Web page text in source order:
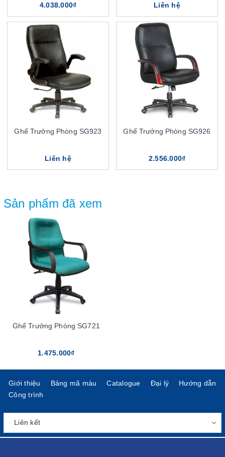
4.038.000₫ Liên hệ
Ghế Trưởng Phòng SG923
Liên hệ
Ghế Trưởng Phòng SG926
2.556.000₫
Sản phẩm đã xem
Ghế Trưởng Phòng SG721
1.475.000₫
Giới thiệu Bảng mã màu Catalogue Đại lý
Hướng dẫn
Công trình